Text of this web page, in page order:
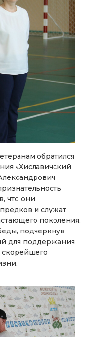
обратился
«Хиславичский
что они
и служат
поколения.
подчеркнув
для поддержания
скорейшего